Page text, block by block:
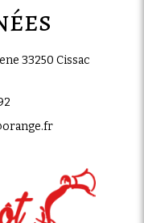
33250 Cissac